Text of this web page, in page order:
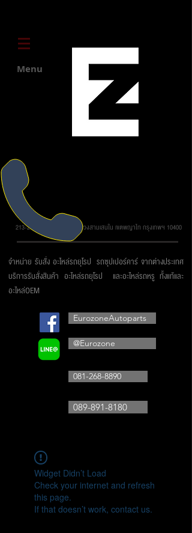
Menu
213-215 ถ.วิภาวดี รังสิต แขวงสามเสนใน เขตพญาไท กรุงเทพฯ 10400
จำหน่าย รับสั่ง อะไหล่รถยุโรป รถซุปเปอร์คาร์ จากต่างประเทศ
บริการรับสั่งสินค้า อะไหล่รถยุโรป และอะไหล่รถหรู ทั้งแท้และ
อะไหล่OEM
EurozoneAutoparts
@Eurozone
081-268-8890
089-891-8180
Widget Didn’t Load
Check your internet and refresh
this page.
If that doesn’t work, contact us.